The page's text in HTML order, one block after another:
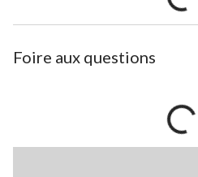
Foire aux questions